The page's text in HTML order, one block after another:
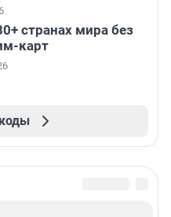
странах мира без
карт